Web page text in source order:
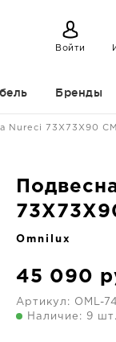
Войти
Бренды
Nureci 73X73X90 CM
Omnilux
45 090
Артикул: OML-
Наличие: 9 шт.